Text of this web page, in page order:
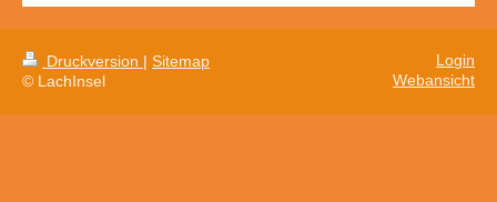
Druckversion
Sitemap
© LachInsel
Login
Webansicht